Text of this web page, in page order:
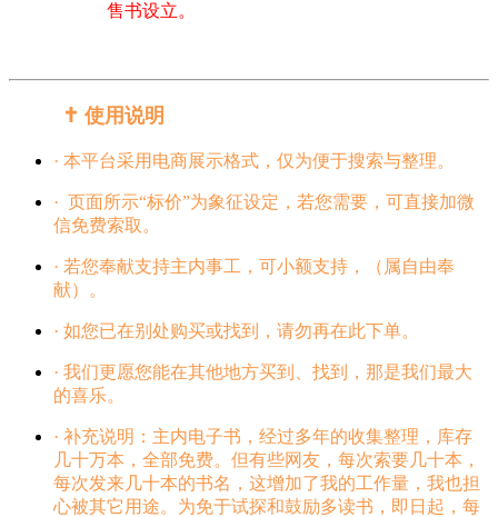
售书设立。
✝️ 使用说明
· 本平台采用电商展示格式，仅为便于搜索与整理。
· 页面所示“标价”为象征设定，若您需要，可直接加微
信免费索取。
· 若您奉献支持主内事工，可小额支持，（属自由奉
献）。
· 如您已在别处购买或找到，请勿再在此下单。
· 我们更愿您能在其他地方买到、找到，那是我们最大
的喜乐。
· 补充说明：主内电子书，经过多年的收集整理，库存
几十万本，全部免费。但有些网友，每次索要几十本，
每次发来几十本的书名，这增加了我的工作量，我也担
心被其它用途。为免于试探和鼓励多读书，即日起，每